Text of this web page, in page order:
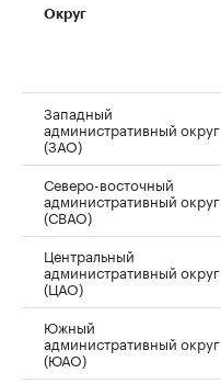
Округ
Западный
административный округ
(ЗАО)
Северо-восточный
административный округ
(СВАО)
Центральный
административный округ
(ЦАО)
Южный
административный округ
(ЮАО)